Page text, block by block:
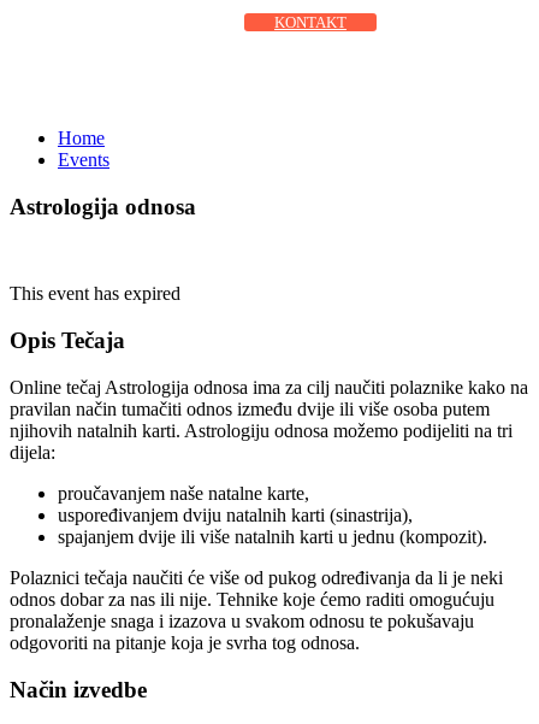
KONTAKT
Home
Events
Astrologija odnosa
This event has expired
Opis Tečaja
Online tečaj Astrologija odnosa ima za cilj naučiti polaznike kako na
pravilan način tumačiti odnos između dvije ili više osoba putem
njihovih natalnih karti. Astrologiju odnosa možemo podijeliti na tri
dijela:
proučavanjem naše natalne karte,
uspoređivanjem dviju natalnih karti (sinastrija),
spajanjem dvije ili više natalnih karti u jednu (kompozit).
Polaznici tečaja naučiti će više od pukog određivanja da li je neki
odnos dobar za nas ili nije. Tehnike koje ćemo raditi omogućuju
pronalaženje snaga i izazova u svakom odnosu te pokušavaju
odgovoriti na pitanje koja je svrha tog odnosa.
Način izvedbe